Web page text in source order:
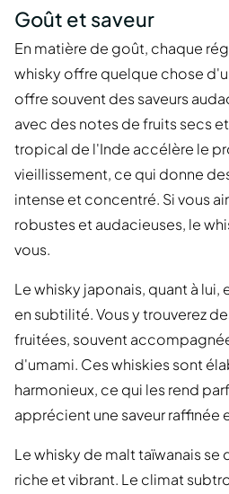
Goût et saveur
En matière de goût, chaque
whisky offre quelque chose
offre souvent des saveurs
avec des notes de fruits secs
tropical de l'Inde accélère le
vieillissement, ce qui donne
intense et concentré. Si vous
robustes et audacieuses, le
vous.
Le whisky japonais, quant à
en subtilité. Vous y trouverez
fruitées, souvent
d'umami. Ces whiskies sont
harmonieux, ce qui les rend
apprécient une saveur raffinée
Le whisky de malt taïwanais
riche et vibrant. Le climat